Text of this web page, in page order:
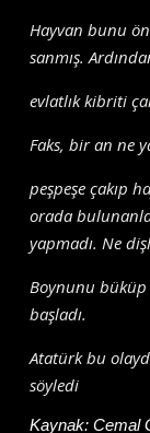
Hayvan bunu
sanmış.
evlatlık kibriti
Faks, bir an ne
peşpeşe çakıp
orada
yapmadı. Ne
Boynunu büküp
başladı.
Atatürk bu
söyledi
Kaynak:Cemal